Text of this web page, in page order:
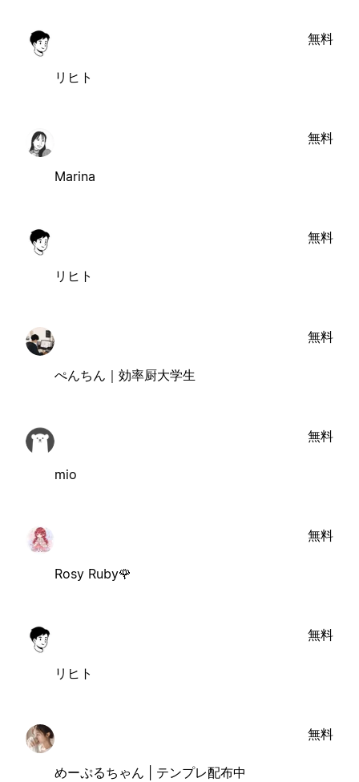
リヒト
無料
Marina
無料
リヒト
無料
ぺんちん｜効率厨大学生
無料
mio
無料
Rosy Ruby🌹
無料
リヒト
無料
めーぷるちゃん | テンプレ配布中
無料